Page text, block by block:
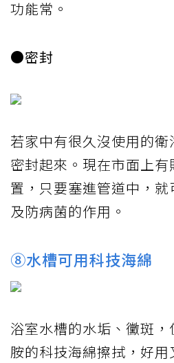
功能常。
●密封
若家中有很久沒使用的
密封起來。現在市面上
置，只要塞進管道中，
及防病菌的作用。
⑧水槽可用科技海綿
浴室水槽的水垢、黴斑
胺的科技海綿擦拭，好用